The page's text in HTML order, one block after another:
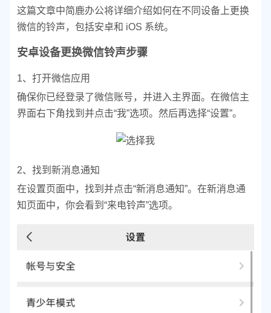
这篇文章中简鹿办公将详细介绍如何在不同设备上更换
微信的铃声，包括安卓和 iOS 系统。
安卓设备更换微信铃声步骤
1、打开微信应用
确保你已经登录了微信账号，并进入主界面。 在微信主
界面右下角找到并点击“我”选项。然后再选择“设置”。
2、找到新消息通知
在设置页面中，找到并点击“新消息通知”。 在新消息通
知页面中，你会看到“来电铃声”选项。